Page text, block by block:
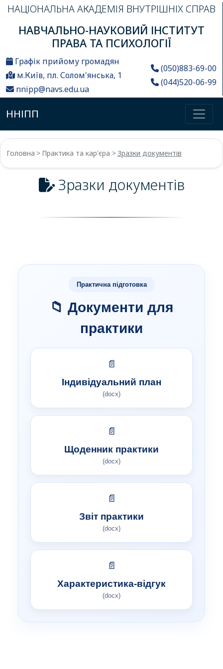
НАЦІОНАЛЬНА АКАДЕМІЯ ВНУТРІШНІХ СПРАВ
НАВЧАЛЬНО-НАУКОВИЙ ІНСТИТУТ
ПРАВА ТА ПСИХОЛОГІЇ
Графік прийому громадян
м.Київ, пл. Солом'янська, 1
nnipp@navs.edu.ua
(050)883-69-00
(044)520-06-99
ННІПП
Головна Практика та кар'єра Зразки документів
Зразки документів
Практична підготовка
📁 Документи для
практики
📄
Індивідуальний план
(docx)
📄
Щоденник практики
(docx)
📄
Звіт практики
(docx)
📄
Характеристика-відгук
(docx)